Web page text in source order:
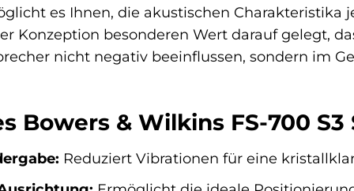
es Ihnen, die akustischen Charakteristika
Konzeption besonderen Wert darauf gelegt,
nicht negativ beeinflussen, sondern im
Bowers & Wilkins FS-700 S3
Reduziert Vibrationen für eine